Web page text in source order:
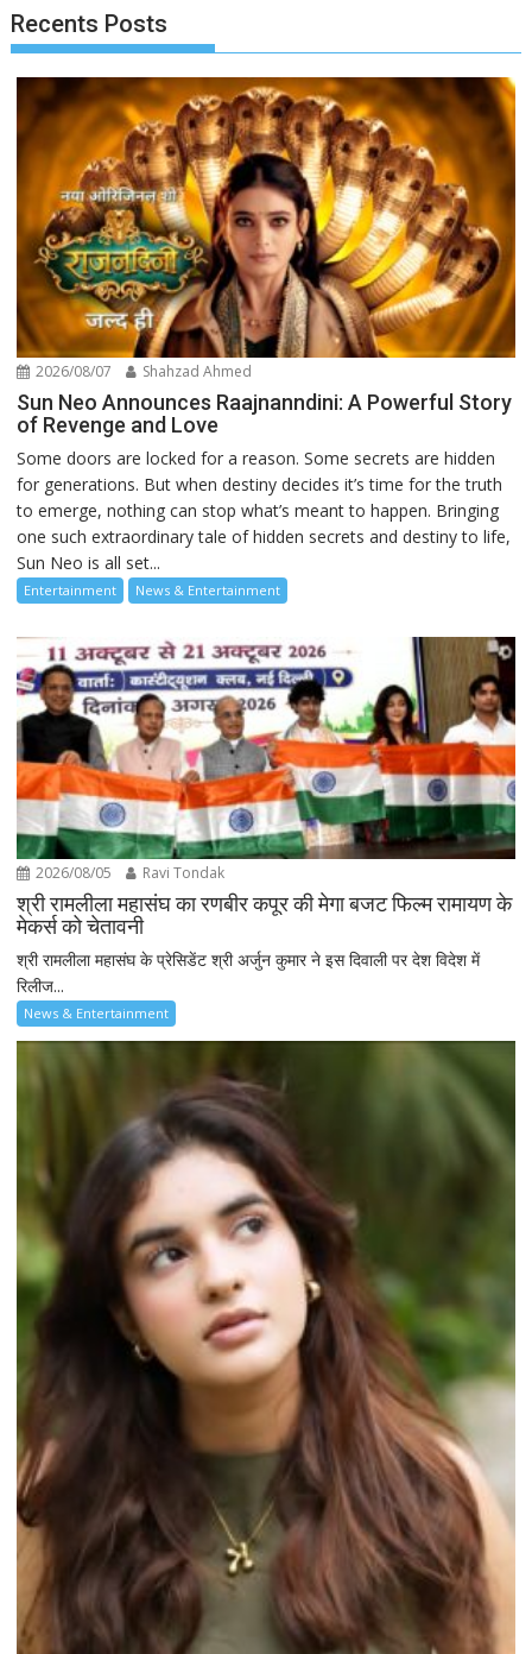
Recents Posts
2026/08/07 Shahzad Ahmed
Sun Neo Announces Raajnanndini: A Powerful Story
of Revenge and Love
Some doors are locked for a reason. Some secrets are hidden
for generations. But when destiny decides it’s time for the truth
to emerge, nothing can stop what’s meant to happen. Bringing
one such extraordinary tale of hidden secrets and destiny to life,
Sun Neo is all set...
Entertainment News & Entertainment
2026/08/05 Ravi Tondak
श्री रामलीला महासंघ का रणबीर कपूर की मेगा बजट फिल्म रामायण के
मेकर्स को चेतावनी
श्री रामलीला महासंघ के प्रेसिडेंट श्री अर्जुन कुमार ने इस दिवाली पर देश विदेश में
रिलीज...
News & Entertainment